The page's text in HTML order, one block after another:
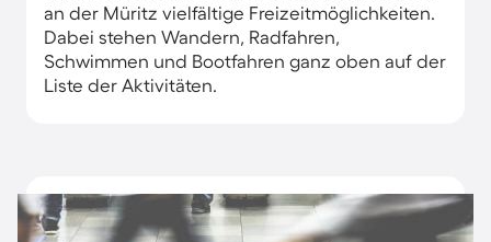
an der Müritz vielfältige Freizeitmöglichkeiten.
Dabei stehen Wandern, Radfahren,
Schwimmen und Bootfahren ganz oben auf der
Liste der Aktivitäten.